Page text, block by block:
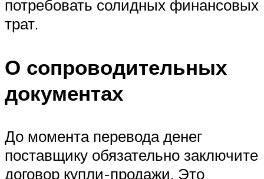
потребовать солидных финансовых
трат.
О сопроводительных
документах
До момента перевода денег
поставщику обязательно заключите
договор купли-продажи. Это